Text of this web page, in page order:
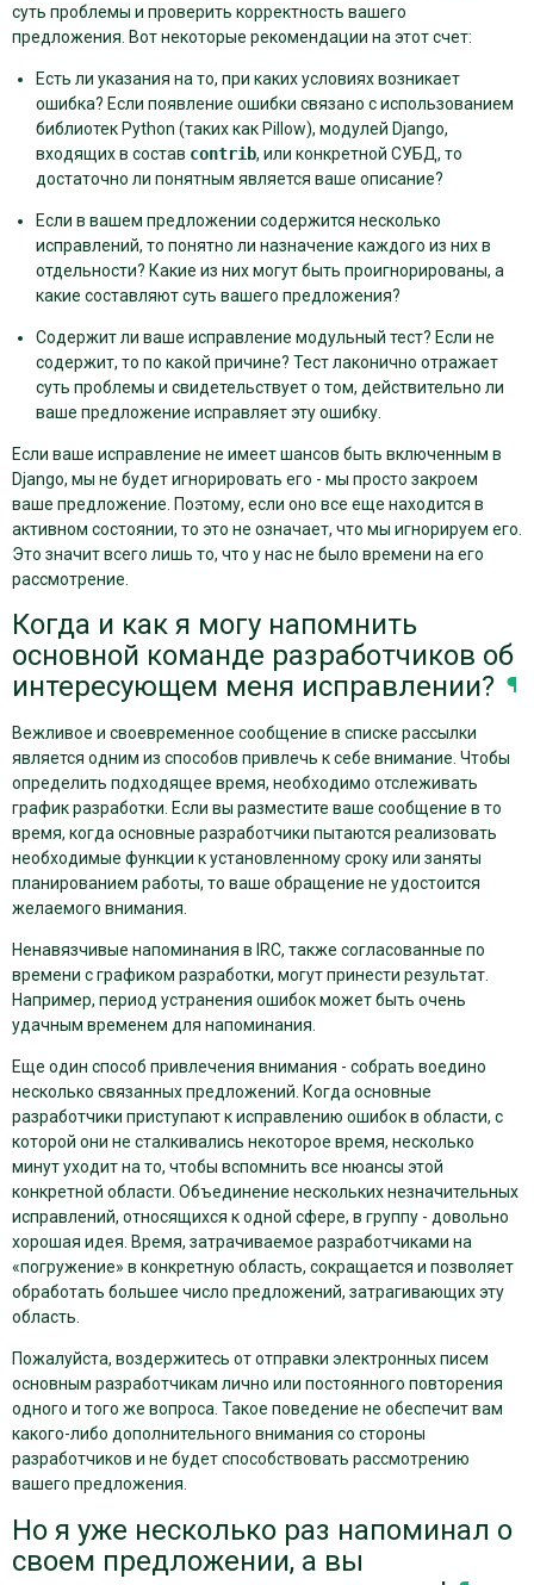
суть проблемы и проверить корректность вашего
предложения. Вот некоторые рекомендации на этот счет:
Есть ли указания на то, при каких условиях возникает
ошибка? Если появление ошибки связано с использованием
библиотек Python (таких как Pillow), модулей Django,
входящих в состав contrib, или конкретной СУБД, то
достаточно ли понятным является ваше описание?
Если в вашем предложении содержится несколько
исправлений, то понятно ли назначение каждого из них в
отдельности? Какие из них могут быть проигнорированы, а
какие составляют суть вашего предложения?
Содержит ли ваше исправление модульный тест? Если не
содержит, то по какой причине? Тест лаконично отражает
суть проблемы и свидетельствует о том, действительно ли
ваше предложение исправляет эту ошибку.
Если ваше исправление не имеет шансов быть включенным в
Django, мы не будет игнорировать его - мы просто закроем
ваше предложение. Поэтому, если оно все еще находится в
активном состоянии, то это не означает, что мы игнорируем его.
Это значит всего лишь то, что у нас не было времени на его
рассмотрение.
Когда и как я могу напомнить
основной команде разработчиков об
интересующем меня исправлении? ¶
Вежливое и своевременное сообщение в списке рассылки
является одним из способов привлечь к себе внимание. Чтобы
определить подходящее время, необходимо отслеживать
график разработки. Если вы разместите ваше сообщение в то
время, когда основные разработчики пытаются реализовать
необходимые функции к установленному сроку или заняты
планированием работы, то ваше обращение не удостоится
желаемого внимания.
Ненавязчивые напоминания в IRC, также согласованные по
времени с графиком разработки, могут принести результат.
Например, период устранения ошибок может быть очень
удачным временем для напоминания.
Еще один способ привлечения внимания - собрать воедино
несколько связанных предложений. Когда основные
разработчики приступают к исправлению ошибок в области, с
которой они не сталкивались некоторое время, несколько
минут уходит на то, чтобы вспомнить все нюансы этой
конкретной области. Объединение нескольких незначительных
исправлений, относящихся к одной сфере, в группу - довольно
хорошая идея. Время, затрачиваемое разработчиками на
«погружение» в конкретную область, сокращается и позволяет
обработать большее число предложений, затрагивающих эту
область.
Пожалуйста, воздержитесь от отправки электронных писем
основным разработчикам лично или постоянного повторения
одного и того же вопроса. Такое поведение не обеспечит вам
какого-либо дополнительного внимания со стороны
разработчиков и не будет способствовать рассмотрению
вашего предложения.
Но я уже несколько раз напоминал о
своем предложении, а вы